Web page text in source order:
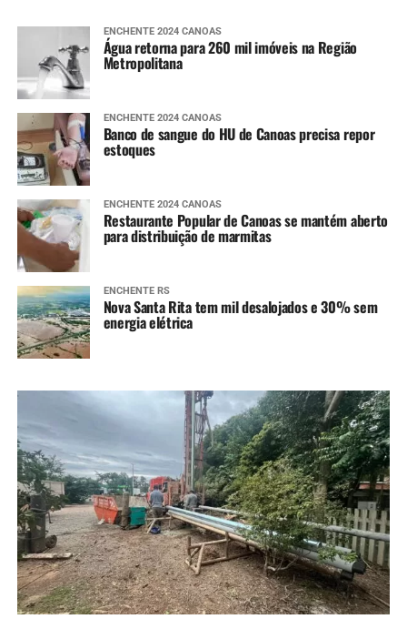
ENCHENTE 2024 CANOAS
Água retorna para 260 mil imóveis na Região
Metropolitana
ENCHENTE 2024 CANOAS
Banco de sangue do HU de Canoas precisa repor
estoques
ENCHENTE 2024 CANOAS
Restaurante Popular de Canoas se mantém aberto
para distribuição de marmitas
ENCHENTE RS
Nova Santa Rita tem mil desalojados e 30% sem
energia elétrica